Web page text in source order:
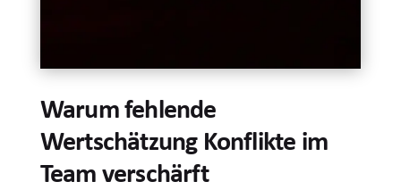
Warum fehlende
Wertschätzung Konflikte im
Team verschärft